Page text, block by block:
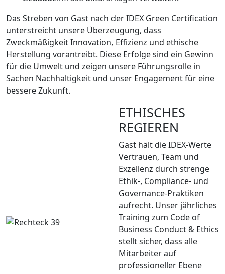
Das Streben von Gast nach der IDEX Green Certification
unterstreicht unsere Überzeugung, dass
Zweckmäßigkeit Innovation, Effizienz und ethische
Herstellung vorantreibt. Diese Erfolge sind ein Gewinn
für die Umwelt und zeigen unsere Führungsrolle in
Sachen Nachhaltigkeit und unser Engagement für eine
bessere Zukunft.
ETHISCHES
REGIEREN
Gast hält die IDEX-Werte
Vertrauen, Team und
Exzellenz durch strenge
Ethik-, Compliance- und
Governance-Praktiken
aufrecht. Unser jährliches
Training zum Code of
Business Conduct & Ethics
stellt sicher, dass alle
Mitarbeiter auf
professioneller Ebene